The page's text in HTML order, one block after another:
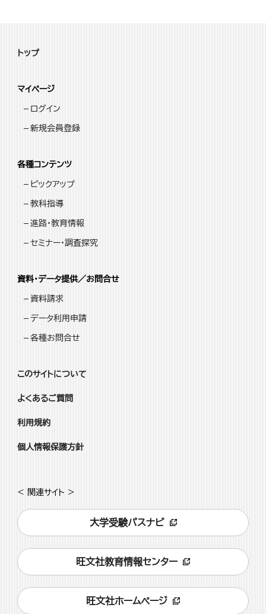
トップ
マイページ
ログイン
新規会員登録
各種コンテンツ
ピックアップ
教科指導
進路・教育情報
セミナー・調査探究
資料・データ提供／お問合せ
資料請求
データ利用申請
各種お問合せ
このサイトについて
よくあるご質問
利用規約
個人情報保護方針
< 関連サイト >
大学受験パスナビ
旺文社教育情報センター
旺文社ホームページ